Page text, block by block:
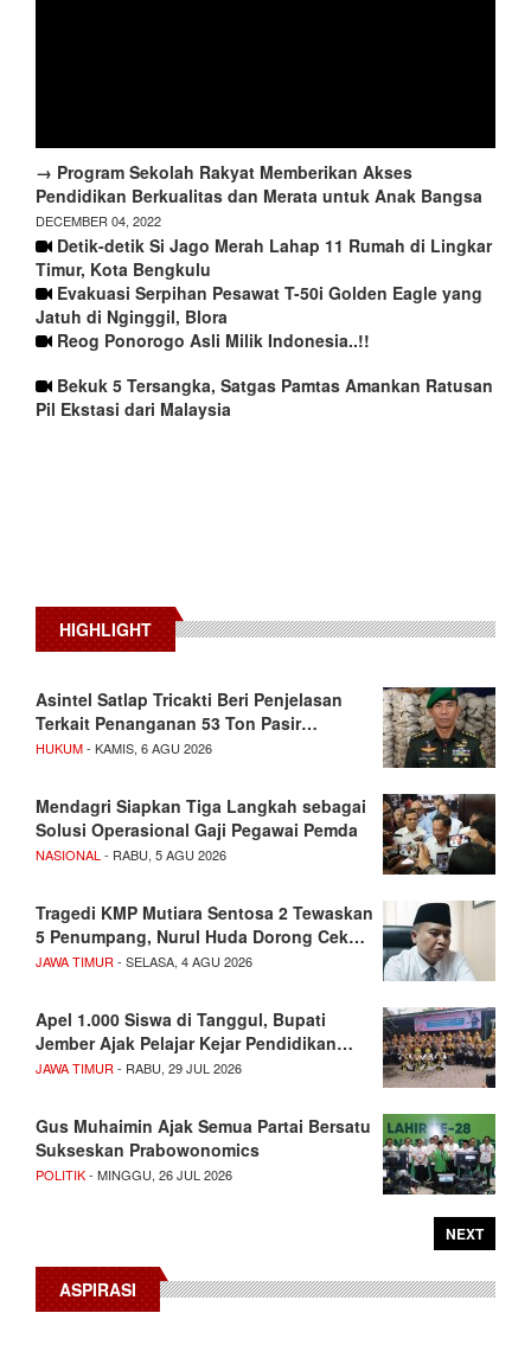
→ Program Sekolah Rakyat Memberikan Akses
Pendidikan Berkualitas dan Merata untuk Anak Bangsa
DECEMBER 04, 2022
Detik-detik Si Jago Merah Lahap 11 Rumah di Lingkar
Timur, Kota Bengkulu
Evakuasi Serpihan Pesawat T-50i Golden Eagle yang
Jatuh di Nginggil, Blora
Reog Ponorogo Asli Milik Indonesia..!!
Bekuk 5 Tersangka, Satgas Pamtas Amankan Ratusan
Pil Ekstasi dari Malaysia
HIGHLIGHT
Asintel Satlap Tricakti Beri Penjelasan
Terkait Penanganan 53 Ton Pasir…
HUKUM- KAMIS, 6 AGU 2026
Mendagri Siapkan Tiga Langkah sebagai
Solusi Operasional Gaji Pegawai Pemda
NASIONAL - RABU, 5 AGU 2026
Tragedi KMP Mutiara Sentosa 2 Tewaskan
5 Penumpang, Nurul Huda Dorong Cek…
JAWA TIMUR - SELASA, 4 AGU 2026
Apel 1.000 Siswa di Tanggul, Bupati
Jember Ajak Pelajar Kejar Pendidikan…
JAWA TIMUR - RABU, 29 JUL 2026
Gus Muhaimin Ajak Semua Partai Bersatu
Sukseskan Prabowonomics
POLITIK- MINGGU, 26 JUL 2026
NEXT
ASPIRASI